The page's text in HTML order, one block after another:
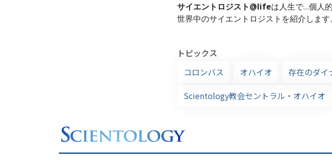
サイエントロジスト@lifeは人生で…個人的
世界中のサイエントロジストを紹介します。
トピックス
コロンバス
オハイオ 存在のダイ
Scientology教会セントラル・オハイオ